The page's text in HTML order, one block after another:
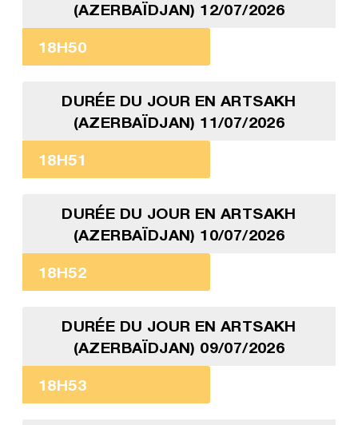
(AZERBAÏDJAN) 12/07/2026
18H50
DURÉE DU JOUR EN ARTSAKH
(AZERBAÏDJAN) 11/07/2026
18H51
DURÉE DU JOUR EN ARTSAKH
(AZERBAÏDJAN) 10/07/2026
18H52
DURÉE DU JOUR EN ARTSAKH
(AZERBAÏDJAN) 09/07/2026
18H53